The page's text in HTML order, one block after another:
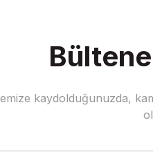
kaydolduğunuzda,